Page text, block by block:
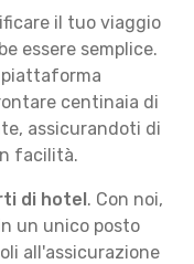
il tuo viaggio
essere semplice.
piattaforma
centinaia di
assicurandoti di
facilità.
di hotel. Con noi,
un unico posto
all'assicurazione